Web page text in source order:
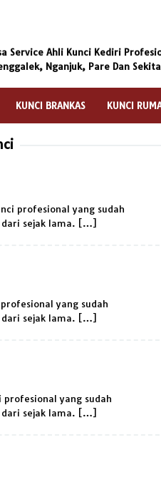
Service Ahli Kunci Kediri
Nganjuk, Pare Dan
KUNCI BRANKAS KUNCI
profesional yang sudah
dari sejak lama. […]
yang sudah
dari sejak lama. […]
profesional yang sudah
dari sejak lama. […]